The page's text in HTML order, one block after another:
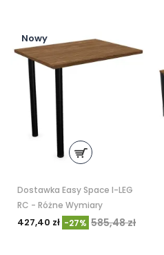
Nowy
Dostawka Easy Space I-LEG
RC - Różne Wymiary
427,40 zł -27% 585,48 zł